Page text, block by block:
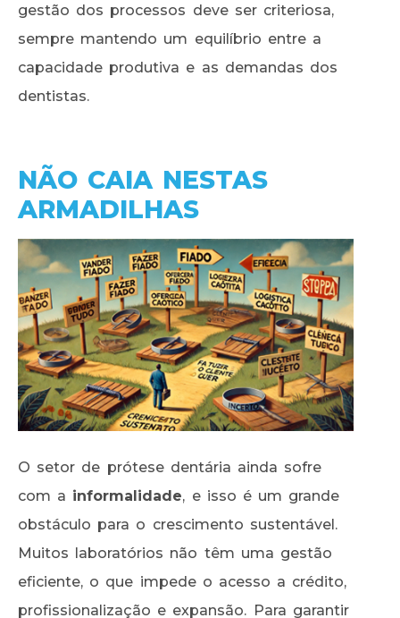
gestão dos processos deve ser criteriosa,
sempre mantendo um equilíbrio entre a
capacidade produtiva e as demandas dos
dentistas.
NÃO CAIA NESTAS
ARMADILHAS
O setor de prótese dentária ainda sofre
com a informalidade, e isso é um grande
obstáculo para o crescimento sustentável.
Muitos laboratórios não têm uma gestão
eficiente, o que impede o acesso a crédito,
profissionalização e expansão. Para garantir